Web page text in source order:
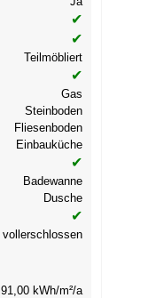
✔
✔
Teilmöbliert
✔
Gas
Steinboden
Fliesenboden
Einbauküche
✔
Badewanne
Dusche
✔
vollerschlossen
91,00 kWh/m²/a